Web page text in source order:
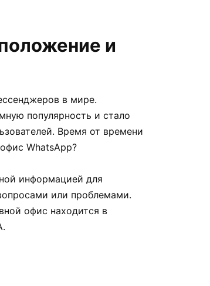
и
в мире.
популярность и стало
Время от времени
WhatsApp?
информацией для
или проблемами.
офис находится в